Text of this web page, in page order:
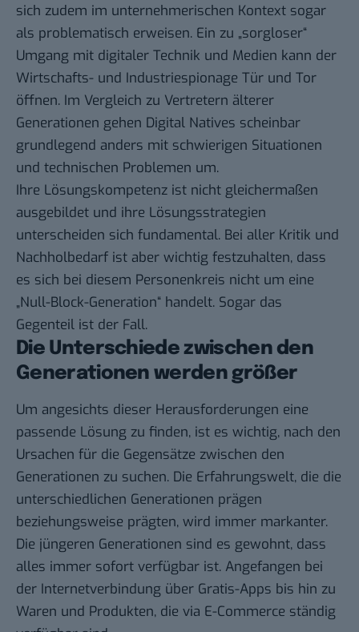
sich zudem im unternehmerischen Kontext sogar
als problematisch erweisen. Ein zu „sorgloser“
Umgang mit digitaler Technik und Medien kann der
Wirtschafts- und Industriespionage Tür und Tor
öffnen. Im Vergleich zu Vertretern älterer
Generationen gehen Digital Natives scheinbar
grundlegend anders mit schwierigen Situationen
und technischen Problemen um.
Ihre Lösungskompetenz ist nicht gleichermaßen
ausgebildet und ihre Lösungsstrategien
unterscheiden sich fundamental. Bei aller Kritik und
Nachholbedarf ist aber wichtig festzuhalten, dass
es sich bei diesem Personenkreis nicht um eine
„Null-Block-Generation“ handelt. Sogar das
Gegenteil ist der Fall.
Die Unterschiede zwischen den
Generationen werden größer
Um angesichts dieser Herausforderungen eine
passende Lösung zu finden, ist es wichtig, nach den
Ursachen für die Gegensätze zwischen den
Generationen zu suchen. Die Erfahrungswelt, die die
unterschiedlichen Generationen prägen
beziehungsweise prägten, wird immer markanter.
Die jüngeren Generationen sind es gewohnt, dass
alles immer sofort verfügbar ist. Angefangen bei
der Internetverbindung über Gratis-Apps bis hin zu
Waren und Produkten, die via E-Commerce ständig